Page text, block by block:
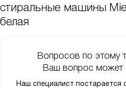
стиральные машины
белая
Вопросов по этому
Ваш вопрос может
Наш специалист постарается